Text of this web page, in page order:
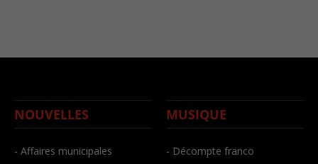
NOUVELLES
- Affaires municipales
MUSIQUE
- Décompte franco